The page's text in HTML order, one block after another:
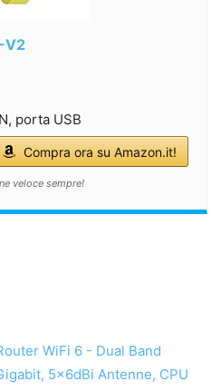
V2
porta USB
Compra ora su Amazon.it!
veloce sempre!